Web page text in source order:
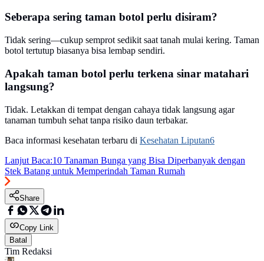
Seberapa sering taman botol perlu disiram?
Tidak sering—cukup semprot sedikit saat tanah mulai kering. Taman
botol tertutup biasanya bisa lembap sendiri.
Apakah taman botol perlu terkena sinar matahari
langsung?
Tidak. Letakkan di tempat dengan cahaya tidak langsung agar
tanaman tumbuh sehat tanpa risiko daun terbakar.
Baca informasi kesehatan terbaru di Kesehatan Liputan6
Lanjut Baca:10 Tanaman Bunga yang Bisa Diperbanyak dengan
Stek Batang untuk Memperindah Taman Rumah
Share
Copy Link
Batal
Tim Redaksi